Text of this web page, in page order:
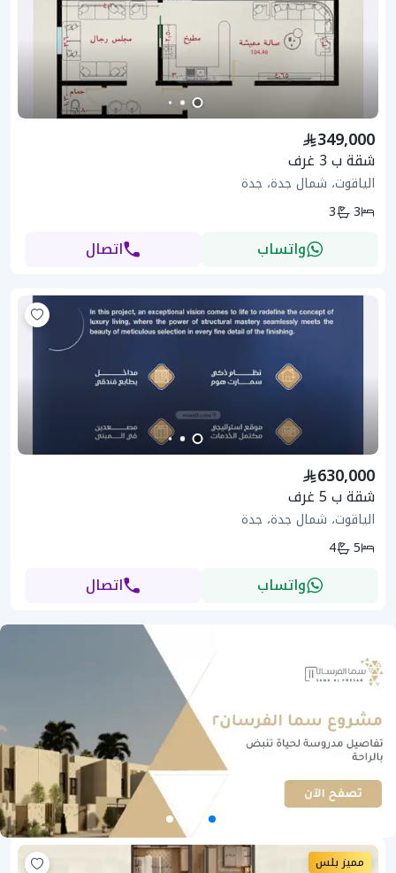
349,000
شقة ب 3 غرف
الياقوت، شمال جدة، جدة
3
3
واتساب اتصال
630,000
شقة ب 5 غرف
الياقوت، شمال جدة، جدة
5
4
واتساب اتصال
مميز بلس